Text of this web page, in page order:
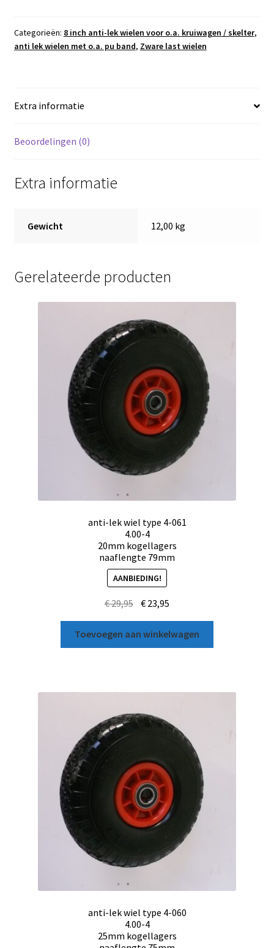
Type
8-
25mm,
80
band
draagvermogen
aantal
Categorieën: 8 inch anti-lek wielen voor o.a. kruiwagen / skelter,
anti lek wielen met o.a. pu band, Zware last wielen
Extra informatie
Beoordelingen (0)
Extra informatie
Gewicht 12,00 kg
Gerelateerde producten
anti-lek wiel type 4-061
4.00-4
20mm kogellagers
naaflengte 79mm
AANBIEDING!
€29,95 € 23,95
Toevoegen aan winkelwagen
anti-lek wiel type 4-060
4.00-4
25mm kogellagers